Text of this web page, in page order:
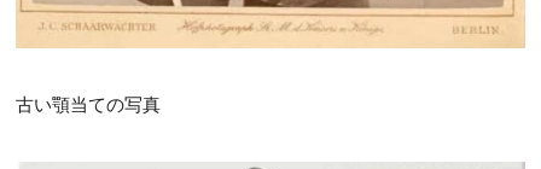
古い顎当ての写真